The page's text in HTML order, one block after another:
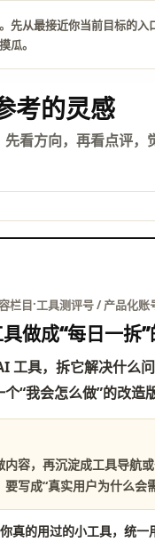
先从最接近你当前目标的入
瓜。
考的灵感
先看方向，再看点评，
栏目·工具测评号 / 产品化账
做成“每日一拆
工具，拆它解决什么
“我会怎么做”的改造
内容，再沉淀成工具导航
写成“真实用户为什么会
真的用过的小工具，统一